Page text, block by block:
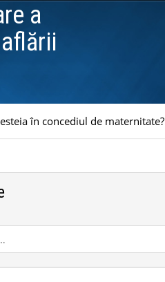
a
în concediul de maternitate?